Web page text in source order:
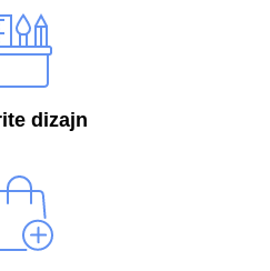
dizajn